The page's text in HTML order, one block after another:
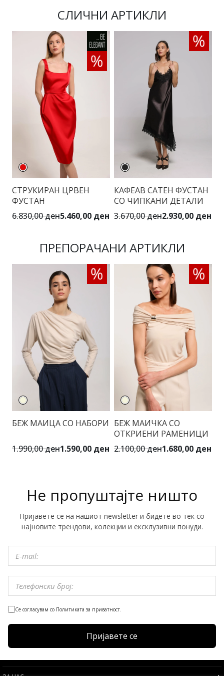
СЛИЧНИ АРТИКЛИ
СТРУКИРАН ЦРВЕН
ФУСТАН
6.830,00 ден5.460,00 ден
КАФЕАВ САТЕН ФУСТАН
СО ЧИПКАНИ ДЕТАЛИ
3.670,00 ден2.930,00 ден
ПРЕПОРАЧАНИ АРТИКЛИ
БЕЖ МАИЦА СО НАБОРИ
1.990,00 ден1.590,00 ден
БЕЖ МАИЧКА СО
ОТКРИЕНИ РАМЕНИЦИ
2.100,00 ден1.680,00 ден
Не пропуштајте ништо
Пријавете се на нашиот newsletter и бидете во тек со
најновите трендови, колекции и ексклузивни понуди.
Се согласувам со Политиката за приватност.
Пријавете се